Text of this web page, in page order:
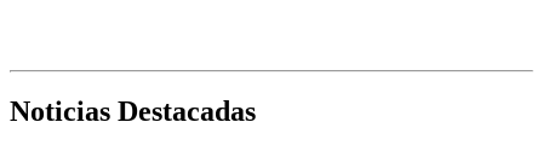
Noticias Destacadas